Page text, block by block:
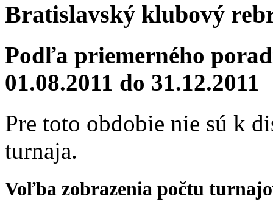
Bratislavský klubový
Podľa priemerného
01.08.2011 do 31.12.2011
Pre toto obdobie nie sú k
turnaja.
Voľba zobrazenia počtu